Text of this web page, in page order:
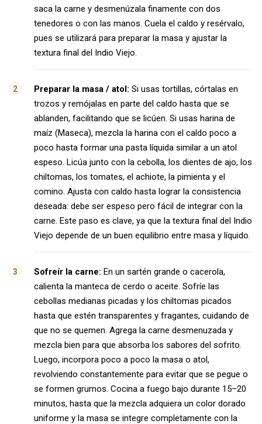
saca la carne y desmenúzala finamente con dos
tenedores o con las manos. Cuela el caldo y resérvalo,
pues se utilizará para preparar la masa y ajustar la
textura final del Indio Viejo.
Preparar la masa / atol: Si usas tortillas, córtalas en
trozos y remójalas en parte del caldo hasta que se
ablanden, facilitando que se licúen. Si usas harina de
maíz (Maseca), mezcla la harina con el caldo poco a
poco hasta formar una pasta líquida similar a un atol
espeso. Licúa junto con la cebolla, los dientes de ajo, los
chiltomas, los tomates, el achiote, la pimienta y el
comino. Ajusta con caldo hasta lograr la consistencia
deseada: debe ser espeso pero fácil de integrar con la
carne. Este paso es clave, ya que la textura final del Indio
Viejo depende de un buen equilibrio entre masa y líquido.
Sofreír la carne: En un sartén grande o cacerola,
calienta la manteca de cerdo o aceite. Sofríe las
cebollas medianas picadas y los chiltomas picados
hasta que estén transparentes y fragantes, cuidando de
que no se quemen. Agrega la carne desmenuzada y
mezcla bien para que absorba los sabores del sofrito.
Luego, incorpora poco a poco la masa o atol,
revolviendo constantemente para evitar que se pegue o
se formen grumos. Cocina a fuego bajo durante 15–20
minutos, hasta que la mezcla adquiera un color dorado
uniforme y la masa se integre completamente con la